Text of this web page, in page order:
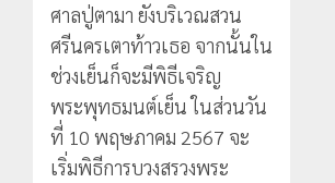
ศาลปู่ตามา ยังบริเวณสวน
ศรีนครเตาท้าวเธอ จากนั้นใน
ช่วงเย็นก็จะมีพิธีเจริญ
พระพุทธมนต์เย็น ในส่วนวัน
ที่ 10 พฤษภาคม 2567 จะ
เริ่มพิธีการบวงสรวงพระ